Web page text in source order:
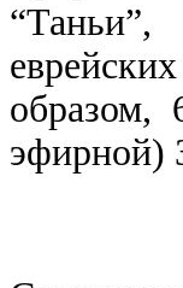
образом,
эфирной)